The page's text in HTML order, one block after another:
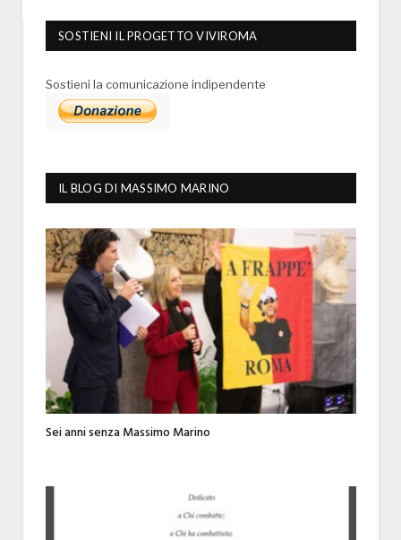
SOSTIENI IL PROGETTO VIVIROMA
Sostieni la comunicazione indipendente
IL BLOG DI MASSIMO MARINO
Sei anni senza Massimo Marino